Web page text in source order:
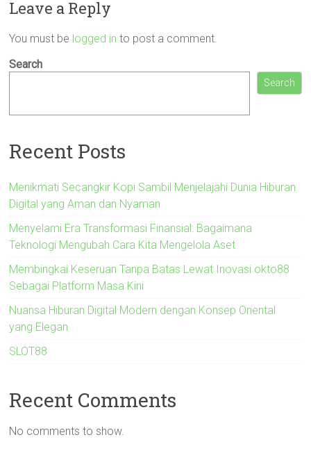
Leave a Reply
You must be logged in to post a comment.
Search
Search
Recent Posts
Menikmati Secangkir Kopi Sambil Menjelajahi Dunia Hiburan
Digital yang Aman dan Nyaman
Menyelami Era Transformasi Finansial: Bagaimana
Teknologi Mengubah Cara Kita Mengelola Aset
Membingkai Keseruan Tanpa Batas Lewat Inovasi okto88
Sebagai Platform Masa Kini
Nuansa Hiburan Digital Modern dengan Konsep Oriental
yang Elegan
SLOT88
Recent Comments
No comments to show.